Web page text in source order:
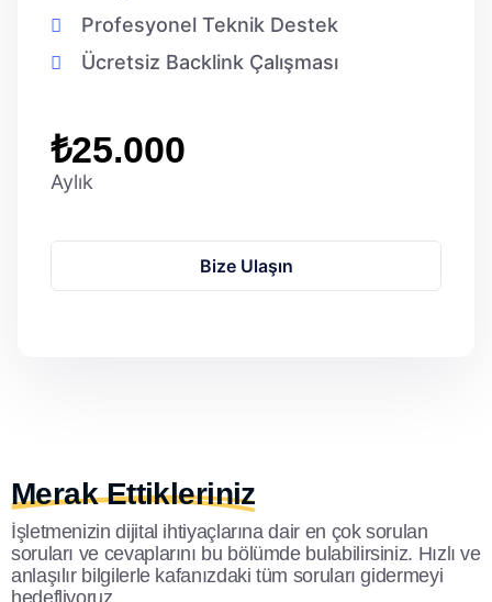
Profesyonel Teknik Destek
Ücretsiz Backlink Çalışması
₺25.000
Aylık
Bize Ulaşın
Merak Ettikleriniz
İşletmenizin dijital ihtiyaçlarına dair en çok sorulan
soruları ve cevaplarını bu bölümde bulabilirsiniz. Hızlı ve
anlaşılır bilgilerle kafanızdaki tüm soruları gidermeyi
hedefliyoruz.